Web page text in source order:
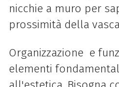
nicchie a muro per
prossimità della
Organizzazione e
elementi